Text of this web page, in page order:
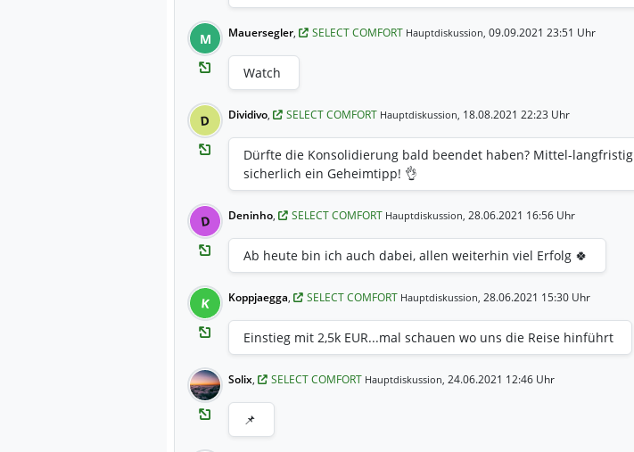
M Mauersegler, SELECT COMFORT Hauptdiskussion, 09.09.2021 23:51 Uhr
Watch
D Dividivo, SELECT COMFORT Hauptdiskussion, 18.08.2021 22:23 Uhr
Dürfte die Konsolidierung bald beendet haben? Mittel-langfristig
sicherlich ein Geheimtipp! 👌
D Deninho, SELECT COMFORT Hauptdiskussion, 28.06.2021 16:56 Uhr
Ab heute bin ich auch dabei, allen weiterhin viel Erfolg 🍀
K Koppjaegga, SELECT COMFORT Hauptdiskussion, 28.06.2021 15:30 Uhr
Einstieg mit 2,5k EUR...mal schauen wo uns die Reise hinführt
Solix, SELECT COMFORT Hauptdiskussion, 24.06.2021 12:46 Uhr
📌